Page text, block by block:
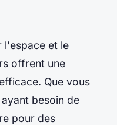
l'espace et le
offrent une
Que vous
besoin de
pour des